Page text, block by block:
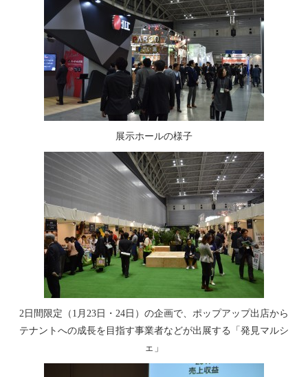
展示ホールの様子
2日間限定（1月23日・24日）の企画で、ポップアップ出店から
テナントへの成長を目指す事業者などが出展する「発見マルシ
ェ」